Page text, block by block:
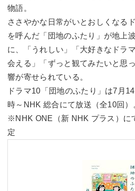
物語。
ささやかな日常がいとおしくなる
を呼んだ「団地のふたり」が地上
に、「うれしい」「大好きなドラ
会える」「ずっと観てみたいと思
響が寄せられている。
ドラマ10「団地のふたり」は7月
時～NHK 総合にて放送（全10回）
※NHK ONE（新 NHK プラス）に
定